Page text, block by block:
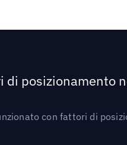
di
con fattori di